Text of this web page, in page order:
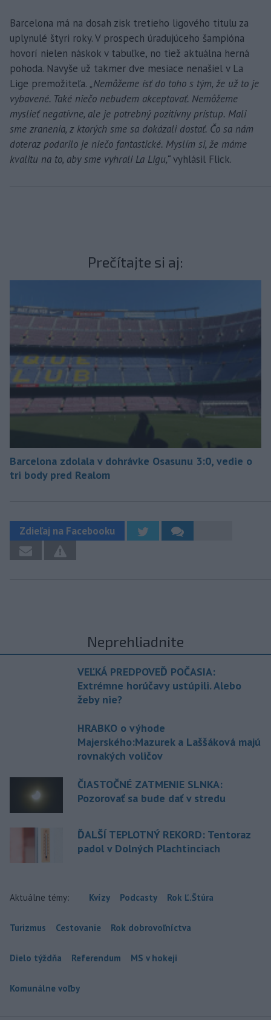
Barcelona má na dosah zisk tretieho ligového titulu za
uplynulé štyri roky. V prospech úradujúceho šampióna
hovorí nielen náskok v tabuľke, no tiež aktuálna herná
pohoda. Navyše už takmer dve mesiace nenašiel v La
Lige premožiteľa. „Nemôžeme ísť do toho s tým, že už to je
vybavené. Také niečo nebudem akceptovať. Nemôžeme
myslieť negatívne, ale je potrebný pozitívny prístup. Mali
sme zranenia, z ktorých sme sa dokázali dostať. Čo sa nám
doteraz podarilo je niečo fantastické. Myslím si, že máme
kvalitu na to, aby sme vyhrali La Ligu,“vyhlásil Flick.
Prečítajte si aj:
Barcelona zdolala v dohrávke Osasunu 3:0, vedie o
tri body pred Realom
Zdieľaj na Facebooku
Neprehliadnite
VEĽKÁ PREDPOVEĎ POČASIA:
Extrémne horúčavy ustúpili. Alebo
žeby nie?
HRABKO o výhode
Majerského:Mazurek a Laššáková majú
rovnakých voličov
ČIASTOČNÉ ZATMENIE SLNKA:
Pozorovať sa bude dať v stredu
ĎALŠÍ TEPLOTNÝ REKORD: Tentoraz
padol v Dolných Plachtinciach
Aktuálne témy: Kvízy Podcasty Rok Ľ.Štúra
Turizmus Cestovanie Rok dobrovoľníctva
Dielo týždňa Referendum MS v hokeji
Komunálne voľby